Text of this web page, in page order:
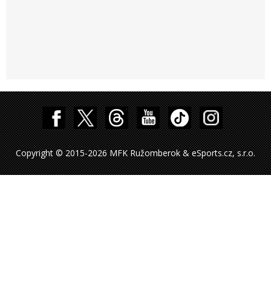
Copyright © 2015-2026 MFK Ružomberok & eSports.cz, s.r.o.